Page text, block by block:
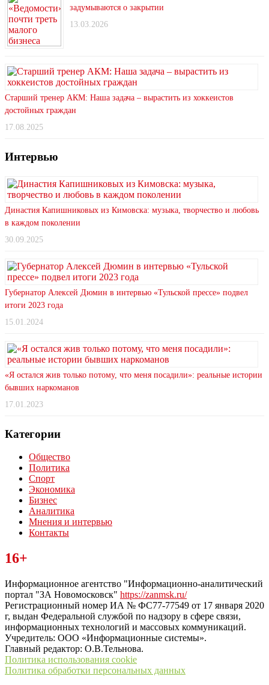
задумываются о закрытии
13.03.2026
Старший тренер АКМ: Наша задача – вырастить из хоккеистов
достойных граждан
17.08.2025
Интервью
Династия Капишниковых из Кимовска: музыка, творчество и любовь
в каждом поколении
30.09.2025
Губернатор Алексей Дюмин в интервью «Тульской прессе» подвел
итоги 2023 года
15.01.2024
«Я остался жив только потому, что меня посадили»: реальные истории
бывших наркоманов
17.01.2023
Категории
Общество
Политика
Спорт
Экономика
Бизнес
Аналитика
Мнения и интервью
Контакты
Читайте последние новости дня в Тульской области на сайте
“ЗаНовомосковск”
16+
Информационное агентство "Информационно-аналитический
портал "ЗА Новомосковск" https://zanmsk.ru/
Регистрационный номер ИА № ФС77-77549 от 17 января 2020
г, выдан Федеральной службой по надзору в сфере связи,
информационных технологий и массовых коммуникаций.
Учредитель: ООО «Информационные системы».
Главный редактор: О.В.Тельнова.
Политика использования cookie
Политика обработки персональных данных